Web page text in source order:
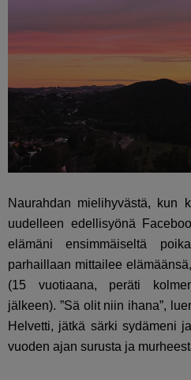
Naurahdan mielihyvästä, kun
uudelleen edellisyönä
elämäni ensimmäiseltä
parhaillaan mittailee
(15 vuotiaana, peräti
jälkeen). ”Sä olit niin ihana”,
Helvetti, jätkä särki sydämeni
vuoden ajan surusta ja